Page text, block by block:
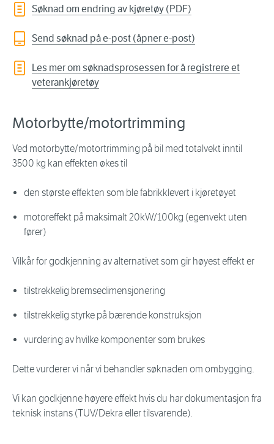
Søknad om endring av kjøretøy (PDF)
Send søknad på e-post (åpner e-post)
Les mer om søknadsprosessen for å registrere et
veterankjøretøy
Motorbytte/motortrimming
Ved motorbytte/motortrimming på bil med totalvekt inntil
3500 kg kan effekten økes til
den største effekten som ble fabrikklevert i kjøretøyet
motoreffekt på maksimalt 20kW/100kg (egenvekt uten
fører)
Vilkår for godkjenning av alternativet som gir høyest effekt er
tilstrekkelig bremsedimensjonering
tilstrekkelig styrke på bærende konstruksjon
vurdering av hvilke komponenter som brukes
Dette vurderer vi når vi behandler søknaden om ombygging.
Vi kan godkjenne høyere effekt hvis du har dokumentasjon fra
teknisk instans (TUV/Dekra eller tilsvarende).